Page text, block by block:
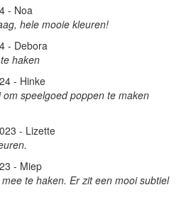
- Noa
hele mooie kleuren!
- Debora
haken
- Hinke
speelgoed poppen te maken
- Lizette
- Miep
te haken. Er zit een mooi subtiel